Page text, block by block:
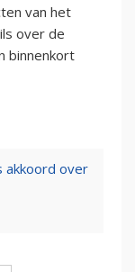
van het
over de
binnenkort
akkoord over